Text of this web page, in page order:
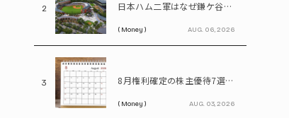
2 日本ハム二軍はなぜ鎌ケ谷を離れる? 北海道移転で描く「第2のFビレッジ」構想
( Money ) AUG. 06, 2026
3 8月権利確定の株主優待7選 イオン、無印、U-NEXT…今買いたい人気銘柄を紹介
( Money ) AUG. 03, 2026